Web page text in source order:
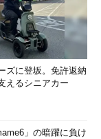
ズに登坂。免許返納
えるシニアカー
」の暗躍に負け